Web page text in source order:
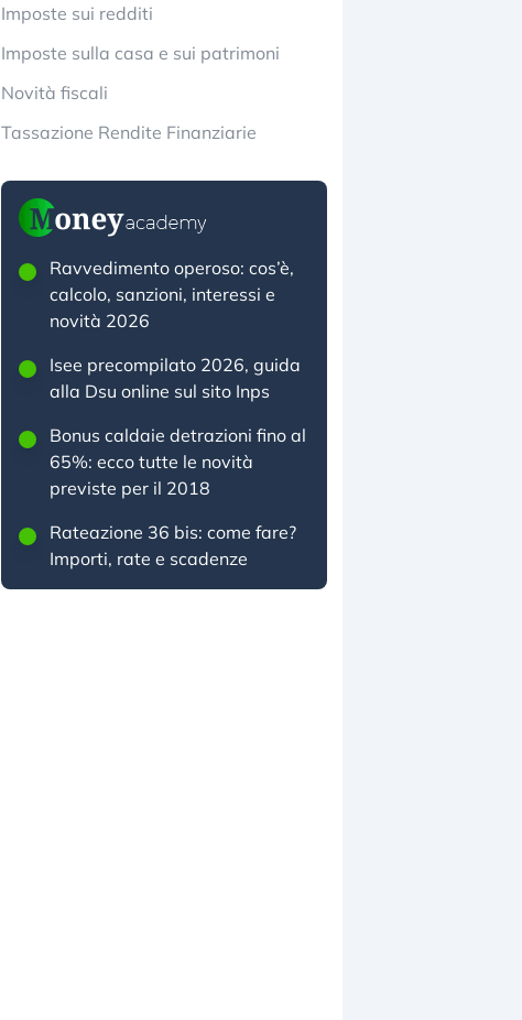
Imposte sui redditi
Imposte sulla casa e sui patrimoni
Novità fiscali
Tassazione Rendite Finanziarie
Ravvedimento operoso: cos’è,
calcolo, sanzioni, interessi e
novità 2026
Isee precompilato 2026, guida
alla Dsu online sul sito Inps
Bonus caldaie detrazioni fino al
65%: ecco tutte le novità
previste per il 2018
Rateazione 36 bis: come fare?
Importi, rate e scadenze